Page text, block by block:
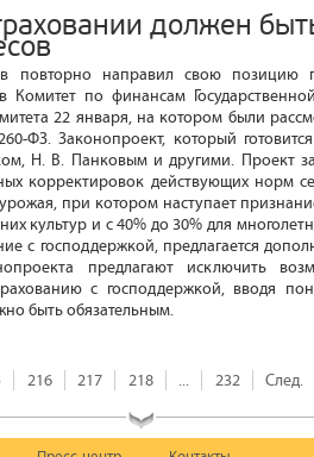
должен
повторно направил свою позицию
в Комитет по финансам
22 января, на котором были
ФЗ. Законопроект, который
Н. В. Панковым и другими. Проект
корректировок действующих норм
при котором наступает
культур и с 40% до 30% для
с господдержкой, предлагается
предлагают исключить
с господдержкой, вводя
быть обязательным.
216 217 218 ... 232 След.